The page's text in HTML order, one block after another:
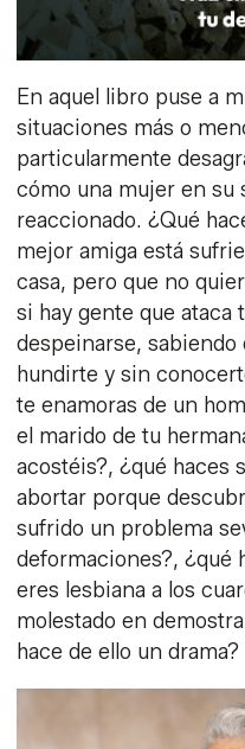
En aquel libro puse a
situaciones más o
particularmente
cómo una mujer en su
reaccionado. ¿Qué
mejor amiga está
casa, pero que no
si hay gente que ataca
despeinarse,
hundirte y sin
te enamoras de un
el marido de tu
acostéis?, ¿qué haces
abortar porque
sufrido un problema
deformaciones?, ¿qué
eres lesbiana a los
molestado en
hace de ello un drama?